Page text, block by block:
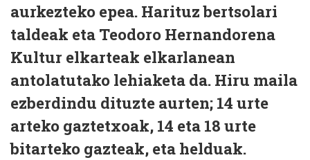
aurkezteko epea. Harituz bertsolari
taldeak eta Teodoro Hernandorena
Kultur elkarteak elkarlanean
antolatutako lehiaketa da. Hiru maila
ezberdindu dituzte aurten; 14 urte
arteko gaztetxoak, 14 eta 18 urte
bitarteko gazteak, eta helduak.